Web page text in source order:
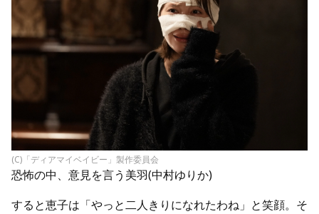
(C)「ディアマイベイビー」製作委員会
恐怖の中、意見を言う美羽(中村ゆりか)
すると恵子は「やっと二人きりになれたわね」と笑顔。そ